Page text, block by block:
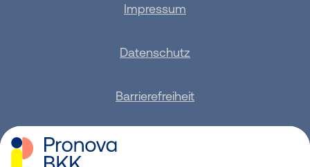
Impressum
Datenschutz
Barrierefreiheit